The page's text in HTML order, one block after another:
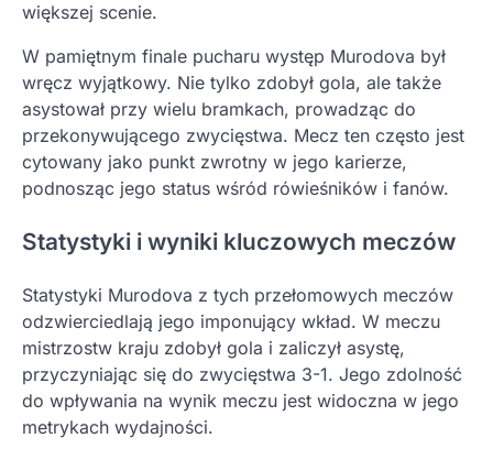
większej scenie.
W pamiętnym finale pucharu występ Murodova był
wręcz wyjątkowy. Nie tylko zdobył gola, ale także
asystował przy wielu bramkach, prowadząc do
przekonywującego zwycięstwa. Mecz ten często jest
cytowany jako punkt zwrotny w jego karierze,
podnosząc jego status wśród rówieśników i fanów.
Statystyki i wyniki kluczowych meczów
Statystyki Murodova z tych przełomowych meczów
odzwierciedlają jego imponujący wkład. W meczu
mistrzostw kraju zdobył gola i zaliczył asystę,
przyczyniając się do zwycięstwa 3-1. Jego zdolność
do wpływania na wynik meczu jest widoczna w jego
metrykach wydajności.